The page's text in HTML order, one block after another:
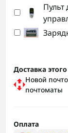
Пульт
Доставка
Новой
почтоматы
Оплата